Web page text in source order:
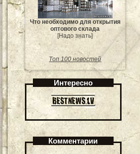
Что необходимо для открытия
оптового склада
[Надо знать]
Топ 100 новостей
Интересно
Комментарии